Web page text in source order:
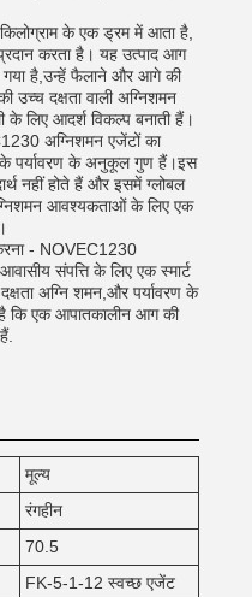
के एक ड्रम में आता है,
प्रदान करता है। यह उत्पाद आग
गया है,उन्हें फैलाने और आगे की
उच्च दक्षता वाली अग्निशमन
के लिए आदर्श विकल्प बनाती हैं।
अग्निशमन एजेंटों का
पर्यावरण के अनुकूल गुण हैं।इस
नहीं होते हैं और इसमें ग्लोबल
आवश्यकताओं के लिए एक
- NOVEC1230
संपत्ति के लिए एक स्मार्ट
अग्नि शमन,और पर्यावरण के
कि एक आपातकालीन आग की
मूल्य
रंगहीन
70.5
FK-5-1-12 स्वच्छ एजेंट